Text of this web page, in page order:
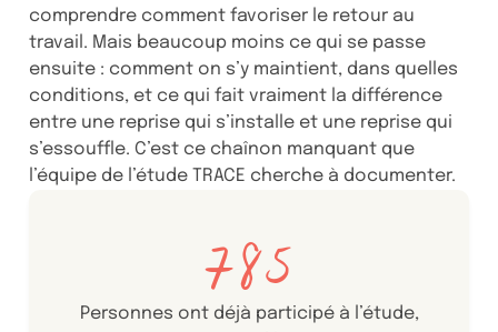
comprendre comment favoriser le retour au
travail. Mais beaucoup moins ce qui se passe
ensuite : comment on s’y maintient, dans quelles
conditions, et ce qui fait vraiment la différence
entre une reprise qui s’installe et une reprise qui
s’essouffle. C’est ce chaînon manquant que
l’équipe de l’étude TRACE cherche à documenter.
785
Personnes ont déjà participé à l’étude,